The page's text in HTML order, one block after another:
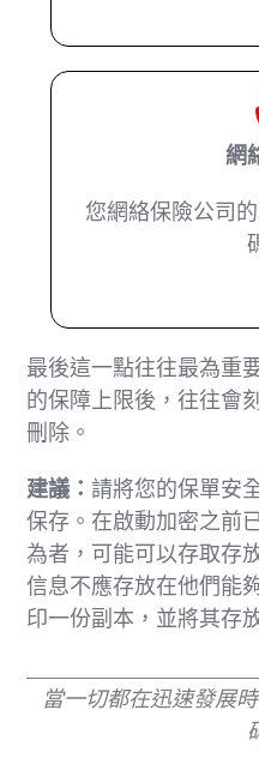
網
您網絡保險公司
最後這一點往往最為重
的保障上限後，往往會
刪除。
建議：請將您的保單安
保存。在啟動加密之前
為者，可能可以存取存
信息不應存放在他們能
印一份副本，並將其存
當一切都在迅速發展